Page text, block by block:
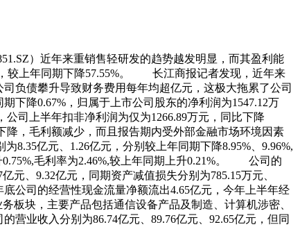
）近年来重销售轻研发的趋势越发明显，而其盈利能
较上年同期下降57.55%。 长江商报记者发现，近年来
负债攀升导致财务费用每年均超亿元，这极大拖累了公司
降0.67%，归属于上市公司股东的净利润为1547.12万
司上半年扣非净利润为仅为1266.89万元，同比下降
，毛利额减少，而且报告期内受外部金融市场环境因素
亿元、1.26亿元，分别较上年同期下降8.95%、9.96%,
0.75%,毛利率为2.46%,较上年同期上升0.21%。 公司的
元、9.32亿元，同期资产减值损失分别为785.15万元、
公司的经营性现金流量净额流出4.65亿元，今年上半年经
块，主要产品包括通信设备产品及制造、计算机涉密、
业收入分别为86.74亿元、89.76亿元、92.65亿元，但同